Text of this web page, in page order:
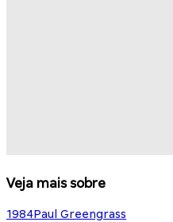
Veja mais sobre
1984Paul Greengrass